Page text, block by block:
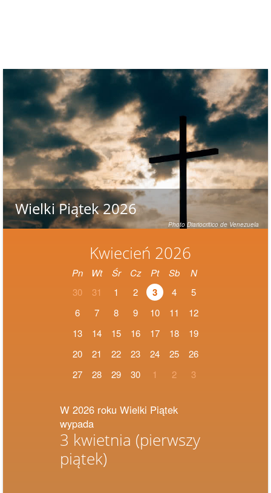
Kwiecień 2026
Pn Wt Śr Cz Pt Sb
N
30
31 1 2 3 4
5
6
7 8 9 10 11
12
13
14 15 16 17 18
19
20
21 22 23 24 25
26
27
28 29 30 1 2 3
W 2026 roku Wielki Piątek
wypada
3 kwietnia (pierwszy
piątek)
Wielki Piątek 2026
Photo Diariocritico de Venezuela